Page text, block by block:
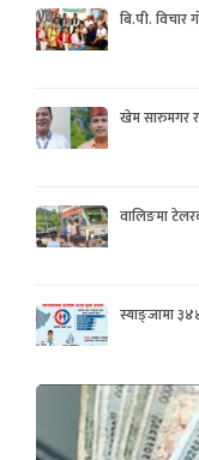
बि.पी. विचार
खेम सारुमगर र
वालिङमा
स्याङ्जामा